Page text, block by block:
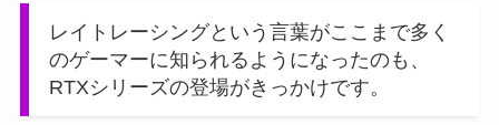
レイトレーシングという言葉がここまで多く
のゲーマーに知られるようになったのも、
RTXシリーズの登場がきっかけです。